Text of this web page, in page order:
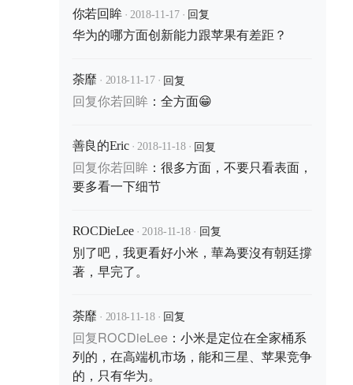
你若回眸 · 2018-11-17 · 回复
华为的哪方面创新能力跟苹果有差距？
荼靡 · 2018-11-17 · 回复
回复你若回眸： 全方面😁
善良的Eric · 2018-11-18 · 回复
回复你若回眸： 很多方面，不要只看表面，
要多看一下细节
ROCDieLee · 2018-11-18 · 回复
別了吧，我更看好小米，華為要沒有朝廷撐
著，早完了。
荼靡 · 2018-11-18 · 回复
回复ROCDieLee： 小米是定位在全家桶系
列的，在高端机市场，能和三星、苹果竞争
的，只有华为。